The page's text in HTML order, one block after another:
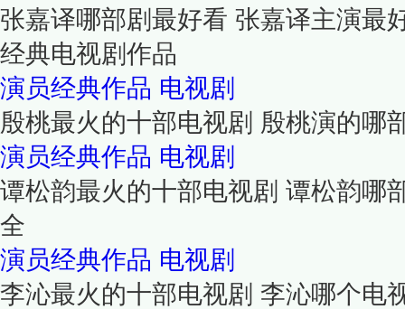
张嘉译哪部剧最好看 张嘉译主演最
经典电视剧作品
演员经典作品 电视剧
殷桃最火的十部电视剧 殷桃演的哪
演员经典作品 电视剧
谭松韵最火的十部电视剧 谭松韵哪
全
演员经典作品 电视剧
李沁最火的十部电视剧 李沁哪个电